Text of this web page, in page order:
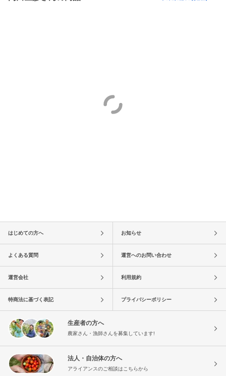
はじめての方へ お知らせ
よくある質問 運営へのお問い合わせ
運営会社 利用規約
特商法に基づく表記 プライバシーポリシー
生産者の方へ
農家さん・漁師さんを募集しています!
法人・自治体の方へ
アライアンスのご相談はこちらから